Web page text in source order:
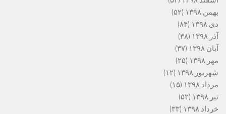
بهمن ۱۳۹۸
(۵۲)
دی ۱۳۹۸
(۸۴)
آذر ۱۳۹۸
(۳۸)
آبان ۱۳۹۸
(۳۷)
مهر ۱۳۹۸
(۲۵)
شهریور ۱۳۹۸
(۱۲)
مرداد ۱۳۹۸
(۱۵)
تیر ۱۳۹۸
(۵۲)
خرداد ۱۳۹۸
(۳۳)